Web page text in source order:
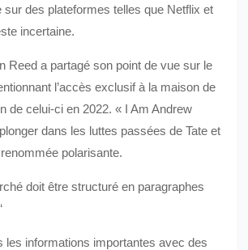
sur des plateformes telles que Netflix et
incertaine.
Reed a partagé son point de vue sur le
l’accès exclusif à la maison de
de celui-ci en 2022. « I Am Andrew
dans les luttes passées de Tate et
polarisante.
doit être structuré en paragraphes
les informations importantes avec des